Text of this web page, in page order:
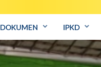
DOKUMEN IPKD